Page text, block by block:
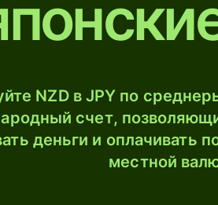
NZD в JPY по
счет,
деньги и оплачивать
местной